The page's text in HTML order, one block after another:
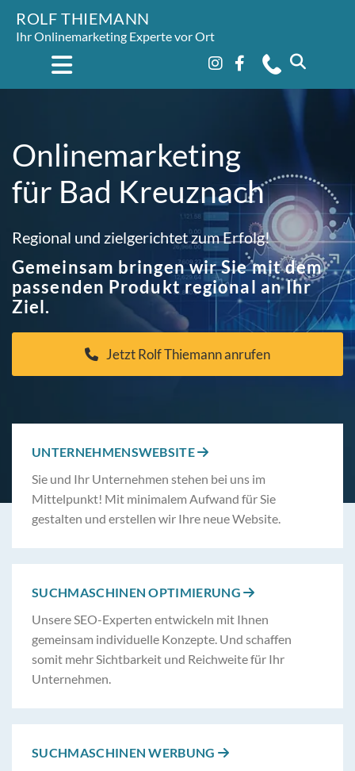
ROLF THIEMANN
Ihr Onlinemarketing Experte vor Ort
Onlinemarketing
für Bad Kreuznach
Regional und zielgerichtet zum Erfolg!
Gemeinsam bringen wir Sie mit dem
passenden Produkt regional an Ihr
Ziel.
Jetzt Rolf Thiemann anrufen
UNTERNEHMENSWEBSITE
Sie und Ihr Unternehmen stehen bei uns im
Mittelpunkt! Mit minimalem Aufwand für Sie
gestalten und erstellen wir Ihre neue Website.
SUCHMASCHINEN OPTIMIERUNG
Unsere SEO-Experten entwickeln mit Ihnen
gemeinsam individuelle Konzepte. Und schaffen
somit mehr Sichtbarkeit und Reichweite für Ihr
Unternehmen.
SUCHMASCHINEN WERBUNG